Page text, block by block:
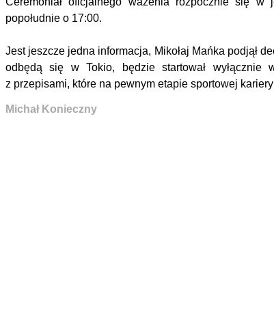
popołudnie o 17:00.
Jest jeszcze jedna informacja, Mikołaj Mańka podjął
odbędą się w Tokio, będzie startował
z przepisami, które na pewnym etapie sportowej
Michał Konieczny